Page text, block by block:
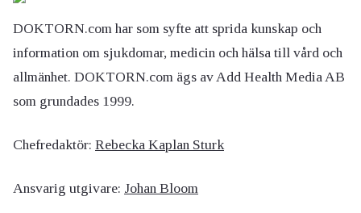
DOKTORN.com har som syfte att sprida kunskap och
information om sjukdomar, medicin och hälsa till vård och
allmänhet. DOKTORN.com ägs av Add Health Media AB
som grundades 1999.
Chefredaktör: Rebecka Kaplan Sturk
Ansvarig utgivare: Johan Bloom